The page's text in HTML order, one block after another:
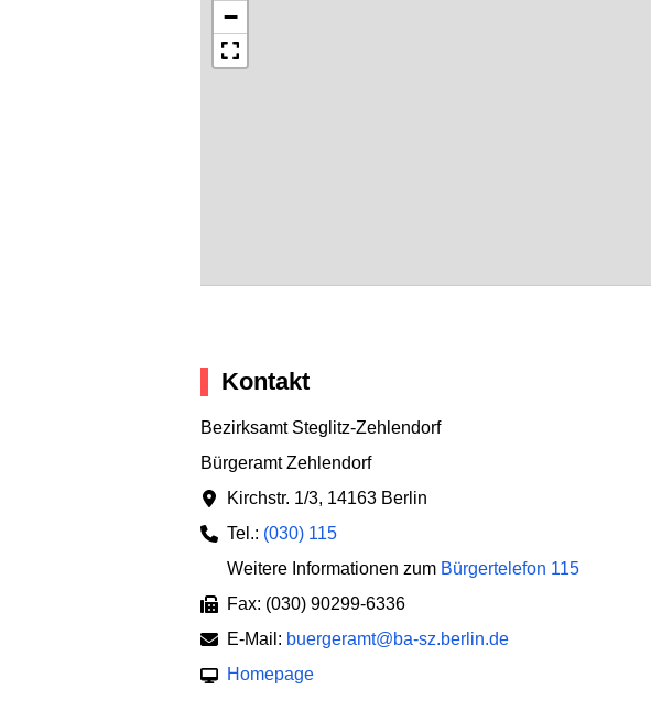
−
Kontakt
Bezirksamt Steglitz-Zehlendorf
Bürgeramt Zehlendorf
Kirchstr. 1/3, 14163 Berlin
Tel.: (030) 115
Weitere Informationen zum Bürgertelefon 115
Fax: (030) 90299-6336
E-Mail: buergeramt@ba-sz.berlin.de
Homepage